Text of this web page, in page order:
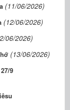
(11/06/2026)
(12/06/2026)
06/2026)
(13/06/2026)
9